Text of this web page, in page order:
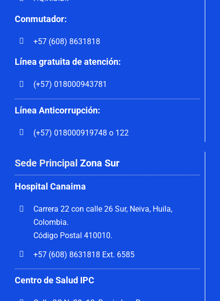
Conmutador:
+57 (608) 8631818
Línea gratuita de atención:
(+57) 018000943781
Línea Anticorrupción:
(+57) 018000919748 o 122
Sede Principal Zona Sur
Hospital Canaima
Carrera 22 con calle 26 Sur, Neiva, Huila,
Colombia.
Código Postal 410010.
+57 (608) 8631818 Ext. 6585
Centro de Salud IPC